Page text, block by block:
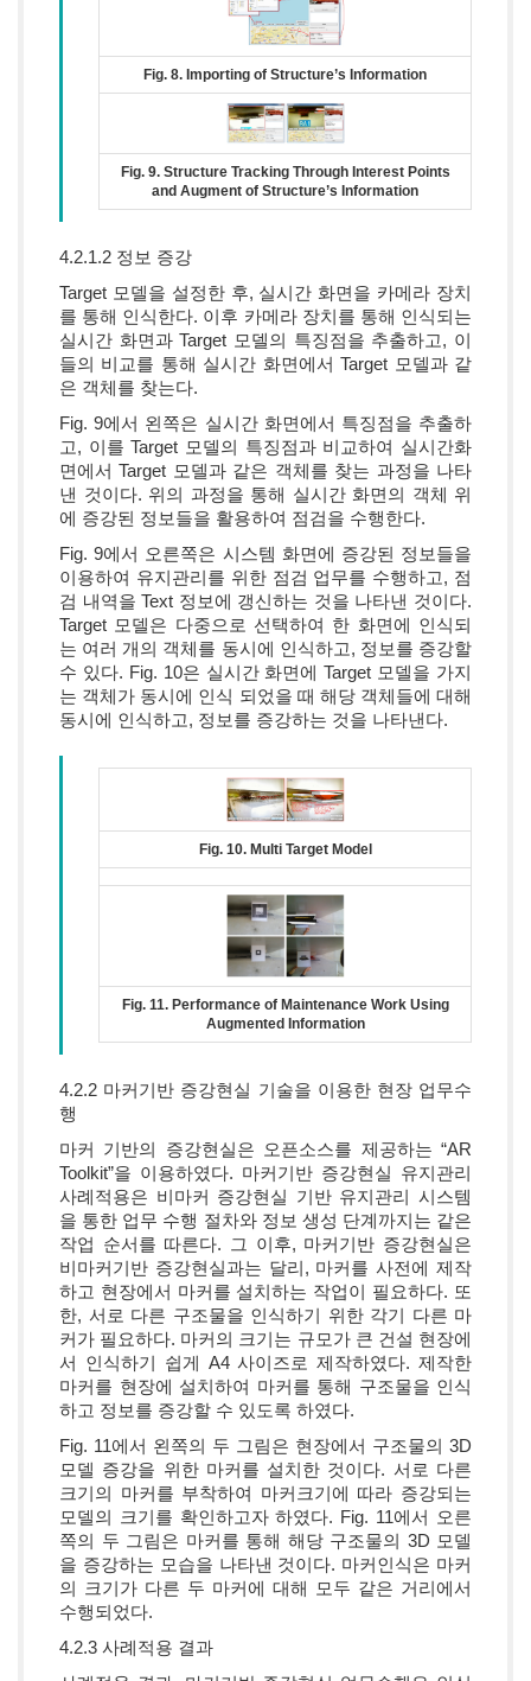
Fig. 8. Importing of Structure’s Information
Fig. 9. Structure Tracking Through Interest Points
and Augment of Structure’s Information
4.2.1.2 정보 증강
Target 모델을 설정한 후, 실시간 화면을 카메라 장치
를 통해 인식한다. 이후 카메라 장치를 통해 인식되는
실시간 화면과 Target 모델의 특징점을 추출하고, 이
들의 비교를 통해 실시간 화면에서 Target 모델과 같
은 객체를 찾는다.
Fig. 9에서 왼쪽은 실시간 화면에서 특징점을 추출하
고, 이를 Target 모델의 특징점과 비교하여 실시간화
면에서 Target 모델과 같은 객체를 찾는 과정을 나타
낸 것이다. 위의 과정을 통해 실시간 화면의 객체 위
에 증강된 정보들을 활용하여 점검을 수행한다.
Fig. 9에서 오른쪽은 시스템 화면에 증강된 정보들을
이용하여 유지관리를 위한 점검 업무를 수행하고, 점
검 내역을 Text 정보에 갱신하는 것을 나타낸 것이다.
Target 모델은 다중으로 선택하여 한 화면에 인식되
는 여러 개의 객체를 동시에 인식하고, 정보를 증강할
수 있다. Fig. 10은 실시간 화면에 Target 모델을 가지
는 객체가 동시에 인식 되었을 때 해당 객체들에 대해
동시에 인식하고, 정보를 증강하는 것을 나타낸다.
Fig. 10. Multi Target Model
Fig. 11. Performance of Maintenance Work Using
Augmented Information
4.2.2 마커기반 증강현실 기술을 이용한 현장 업무수
행
마커 기반의 증강현실은 오픈소스를 제공하는 “AR
Toolkit”을 이용하였다. 마커기반 증강현실 유지관리
사례적용은 비마커 증강현실 기반 유지관리 시스템
을 통한 업무 수행 절차와 정보 생성 단계까지는 같은
작업 순서를 따른다. 그 이후, 마커기반 증강현실은
비마커기반 증강현실과는 달리, 마커를 사전에 제작
하고 현장에서 마커를 설치하는 작업이 필요하다. 또
한, 서로 다른 구조물을 인식하기 위한 각기 다른 마
커가 필요하다. 마커의 크기는 규모가 큰 건설 현장에
서 인식하기 쉽게 A4 사이즈로 제작하였다. 제작한
마커를 현장에 설치하여 마커를 통해 구조물을 인식
하고 정보를 증강할 수 있도록 하였다.
Fig. 11에서 왼쪽의 두 그림은 현장에서 구조물의 3D
모델 증강을 위한 마커를 설치한 것이다. 서로 다른
크기의 마커를 부착하여 마커크기에 따라 증강되는
모델의 크기를 확인하고자 하였다. Fig. 11에서 오른
쪽의 두 그림은 마커를 통해 해당 구조물의 3D 모델
을 증강하는 모습을 나타낸 것이다. 마커인식은 마커
의 크기가 다른 두 마커에 대해 모두 같은 거리에서
수행되었다.
4.2.3 사례적용 결과